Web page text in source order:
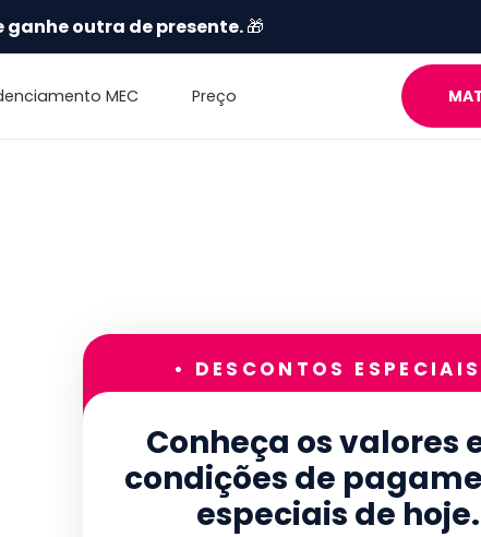
ganhe outra de presente.🎁
MEC Preço
• DESCONTOS
Conheça os valores
condições de
especiais de hoje.